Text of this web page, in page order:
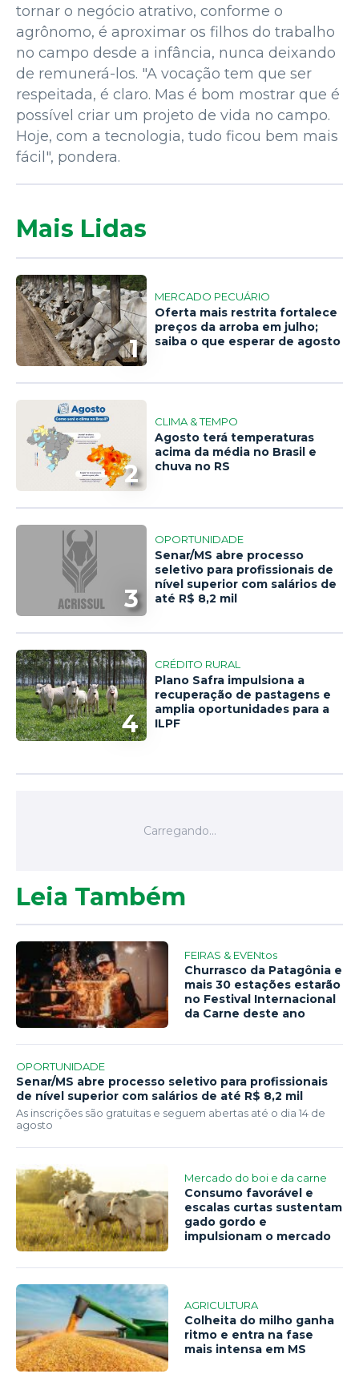
tornar o negócio atrativo, conforme o
agrônomo, é aproximar os filhos do trabalho
no campo desde a infância, nunca deixando
de remunerá-los. "A vocação tem que ser
respeitada, é claro. Mas é bom mostrar que é
possível criar um projeto de vida no campo.
Hoje, com a tecnologia, tudo ficou bem mais
fácil", pondera.
Mais Lidas
1
MERCADO PECUÁRIO
Oferta mais restrita fortalece
preços da arroba em julho;
saiba o que esperar de agosto
2
CLIMA & TEMPO
Agosto terá temperaturas
acima da média no Brasil e
chuva no RS
3
OPORTUNIDADE
Senar/MS abre processo
seletivo para profissionais de
nível superior com salários de
até R$ 8,2 mil
4
CRÉDITO RURAL
Plano Safra impulsiona a
recuperação de pastagens e
amplia oportunidades para a
ILPF
Leia Também
FEIRAS & EVENtos
Churrasco da Patagônia e
mais 30 estações estarão
no Festival Internacional
da Carne deste ano
OPORTUNIDADE
Senar/MS abre processo seletivo para profissionais
de nível superior com salários de até R$ 8,2 mil
As inscrições são gratuitas e seguem abertas até o dia 14 de
agosto
Mercado do boi e da carne
Consumo favorável e
escalas curtas sustentam
gado gordo e
impulsionam o mercado
AGRICULTURA
Colheita do milho ganha
ritmo e entra na fase
mais intensa em MS